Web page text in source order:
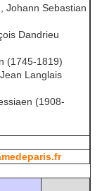
Johann Sebastian
Dandrieu
(1745-1819)
Langlais
(1908-